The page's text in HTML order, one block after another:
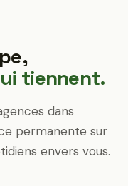
tiennent.
dans
permanente sur
envers vous.